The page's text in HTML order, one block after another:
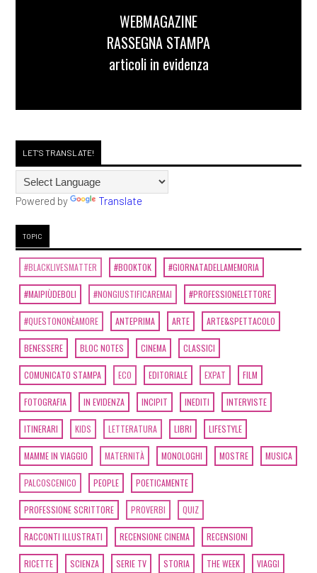
WEBMAGAZINE
RASSEGNA STAMPA
articoli in evidenza
LET'S TRANSLATE!
Powered by Translate
TOPIC
#BLACKLIVESMATTER #BOOKTOK #GIORNATADELLAMEMORIA
#MAIPIÙDEBOLI #NONGIUSTIFICAREMAI #PROFESSIONELETTORE
#QUESTONONÈAMORE ANTEPRIMA ARTE ARTE&SPETTACOLO
BENESSERE BLOC NOTES CINEMA CLASSICI
COMUNICATO STAMPA ECO EDITORIALE EXPAT FILM
FOTOGRAFIA IN EVIDENZA INCIPIT INEDITI INTERVISTE
ITINERARI KIDS LETTERATURA LIBRI LIFESTYLE
MAMME IN VIAGGIO MATERNITÀ MONOLOGHI MOSTRE MUSICA
PALCOSCENICO PEOPLE POETICAMENTE
PROFESSIONE SCRITTORE PROVERBI QUIZ
RACCONTI ILLUSTRATI RECENSIONE CINEMA RECENSIONI
RICETTE SCIENZA SERIE TV STORIA THE WEEK VIAGGI